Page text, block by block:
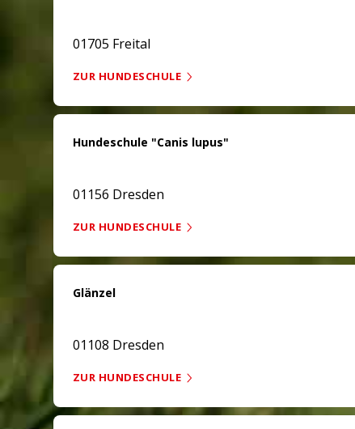
01705 Freital
ZUR HUNDESCHULE
Hundeschule "Canis lupus"
01156 Dresden
ZUR HUNDESCHULE
Glänzel
01108 Dresden
ZUR HUNDESCHULE